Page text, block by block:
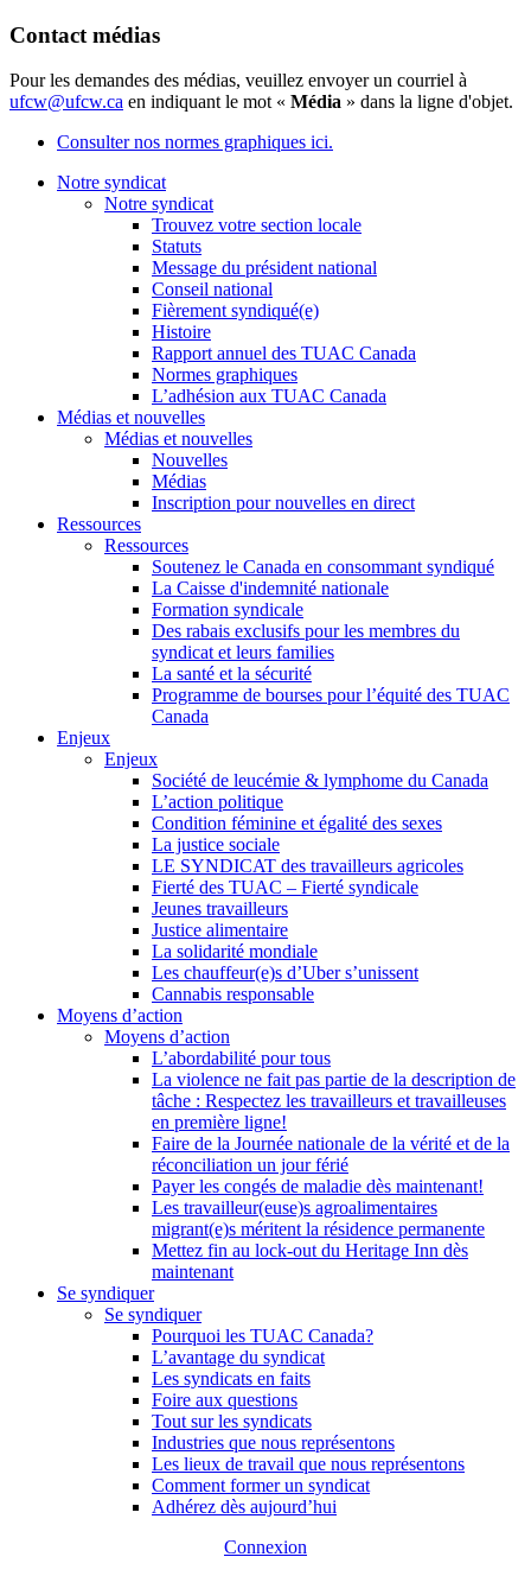
Contact médias
Pour les demandes des médias, veuillez envoyer un courriel à
ufcw@ufcw.ca en indiquant le mot « Média » dans la ligne d'objet.
Consulter nos normes graphiques ici.
Notre syndicat
Notre syndicat
Trouvez votre section locale
Statuts
Message du président national
Conseil national
Fièrement syndiqué(e)
Histoire
Rapport annuel des TUAC Canada
Normes graphiques
L’adhésion aux TUAC Canada
Médias et nouvelles
Médias et nouvelles
Nouvelles
Médias
Inscription pour nouvelles en direct
Ressources
Ressources
Soutenez le Canada en consommant syndiqué
La Caisse d'indemnité nationale
Formation syndicale
Des rabais exclusifs pour les membres du
syndicat et leurs families
La santé et la sécurité
Programme de bourses pour l’équité des TUAC
Canada
Enjeux
Enjeux
Société de leucémie & lymphome du Canada
L’action politique
Condition féminine et égalité des sexes
La justice sociale
LE SYNDICAT des travailleurs agricoles
Fierté des TUAC – Fierté syndicale
Jeunes travailleurs
Justice alimentaire
La solidarité mondiale
Les chauffeur(e)s d’Uber s’unissent
Cannabis responsable
Moyens d’action
Moyens d’action
L’abordabilité pour tous
La violence ne fait pas partie de la description de
tâche : Respectez les travailleurs et travailleuses
en première ligne!
Faire de la Journée nationale de la vérité et de la
réconciliation un jour férié
Payer les congés de maladie dès maintenant!
Les travailleur(euse)s agroalimentaires
migrant(e)s méritent la résidence permanente
Mettez fin au lock-out du Heritage Inn dès
maintenant
Se syndiquer
Se syndiquer
Pourquoi les TUAC Canada?
L’avantage du syndicat
Les syndicats en faits
Foire aux questions
Tout sur les syndicats
Industries que nous représentons
Les lieux de travail que nous représentons
Comment former un syndicat
Adhérez dès aujourd’hui
Connexion